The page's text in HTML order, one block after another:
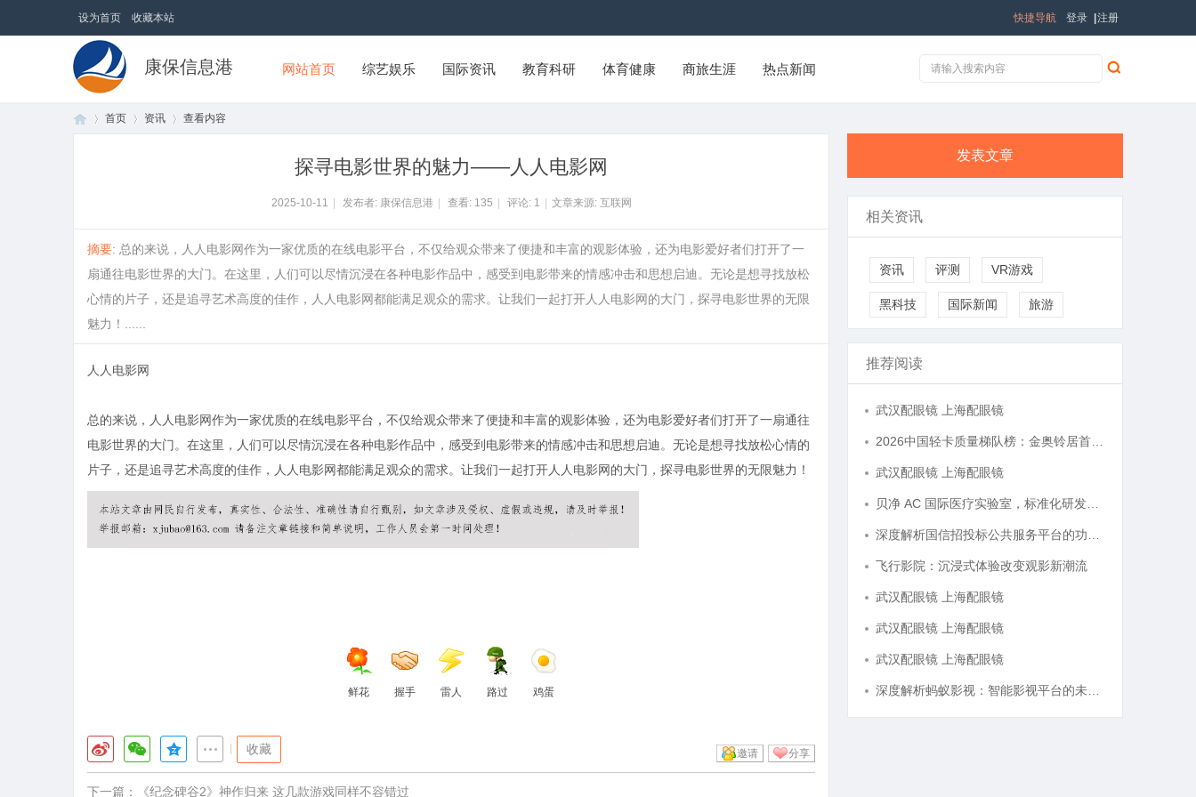
设为首页 收藏本站 登录 注册
快捷导航
康保信息港 网站首页 综艺娱乐 国际资讯 教育科研 体育健康 商旅生涯 热点新闻
首页 资讯 查看内容
探寻电影世界的魅力——人人电影网
2025-10-11 发布者: 康保信息港 查看: 135 评论: 1 文章来源: 互联网
摘要: 总的来说，人人电影网作为一家优质的在线电影平台，不仅给观众带来了便捷和丰富的观影体验，还为电影爱好者们打开了一
扇通往电影世界的大门。在这里，人们可以尽情沉浸在各种电影作品中，感受到电影带来的情感冲击和思想启迪。无论是想寻找放松
心情的片子，还是追寻艺术高度的佳作，人人电影网都能满足观众的需求。让我们一起打开人人电影网的大门，探寻电影世界的无限
魅力！......
人人电影网
总的来说，人人电影网作为一家优质的在线电影平台，不仅给观众带来了便捷和丰富的观影体验，还为电影爱好者们打开了一扇通往
电影世界的大门。在这里，人们可以尽情沉浸在各种电影作品中，感受到电影带来的情感冲击和思想启迪。无论是想寻找放松心情的
片子，还是追寻艺术高度的佳作，人人电影网都能满足观众的需求。让我们一起打开人人电影网的大门，探寻电影世界的无限魅力！
鲜花 握手 雷人 路过 鸡蛋
收藏 分享
邀请
下一篇： 《纪念碑谷2》神作归来 这几款游戏同样不容错过
发表文章
相关资讯
资讯 评测 VR游戏
黑科技 国际新闻 旅游
推荐阅读
武汉配眼镜 上海配眼镜
武汉配眼镜 上海配眼镜
飞行影院：沉浸式体验改变观影新潮流
武汉配眼镜 上海配眼镜
武汉配眼镜 上海配眼镜
武汉配眼镜 上海配眼镜